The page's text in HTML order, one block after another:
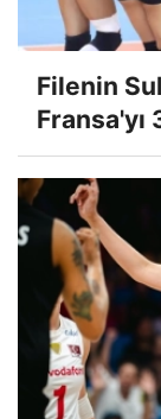
Filenin
Fransa'yı